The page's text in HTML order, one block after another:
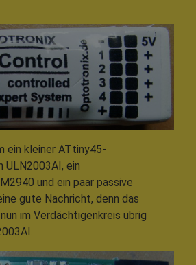
ein kleiner ATtiny45-
ULN2003AI, ein
und ein paar passive
gute Nachricht, denn das
im Verdächtigenkreis übrig